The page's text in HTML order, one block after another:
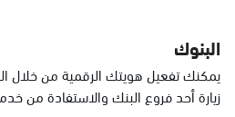
البيضاء
الأحد - الخميس (08:00-14:30)
البنوك
يمكنك تفعيل هويتك الرقمية من خلال
زيارة أحد فروع البنك والاستفادة من